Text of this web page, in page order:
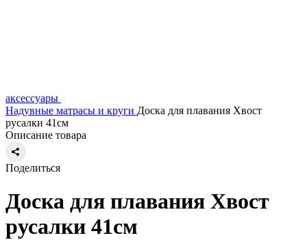
аксессуары
Надувные матрасы и круги Доска для плавания Хвост
русалки 41см
Описание товара
Поделиться
Доска для плавания Хвост
русалки 41см